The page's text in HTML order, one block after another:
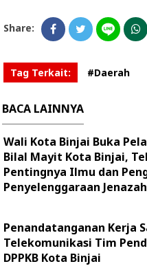
Share:
Tag Terkait: #Daerah
BACA LAINNYA
Wali Kota Binjai Buka
Bilal Mayit Kota Binjai,
Pentingnya Ilmu dan
Penyelenggaraan Jenazah
Penandatanganan Kerja
Telekomunikasi Tim
DPPKB Kota Binjai